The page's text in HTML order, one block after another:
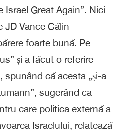
Israel Great Again”. Nici
JD Vance Călin
foarte bună. Pe
și a făcut o referire
spunând că acesta „și-a
sugerând ca
care politica externă a
Israelului, relatează